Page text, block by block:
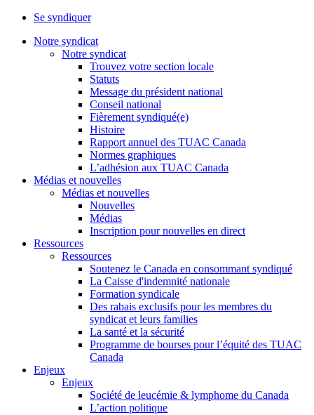
Se syndiquer
Notre syndicat
Notre syndicat
Trouvez votre section locale
Statuts
Message du président national
Conseil national
Fièrement syndiqué(e)
Histoire
Rapport annuel des TUAC Canada
Normes graphiques
L’adhésion aux TUAC Canada
Médias et nouvelles
Médias et nouvelles
Nouvelles
Médias
Inscription pour nouvelles en direct
Ressources
Ressources
Soutenez le Canada en consommant syndiqué
La Caisse d'indemnité nationale
Formation syndicale
Des rabais exclusifs pour les membres du
syndicat et leurs families
La santé et la sécurité
Programme de bourses pour l’équité des TUAC
Canada
Enjeux
Enjeux
Société de leucémie & lymphome du Canada
L’action politique